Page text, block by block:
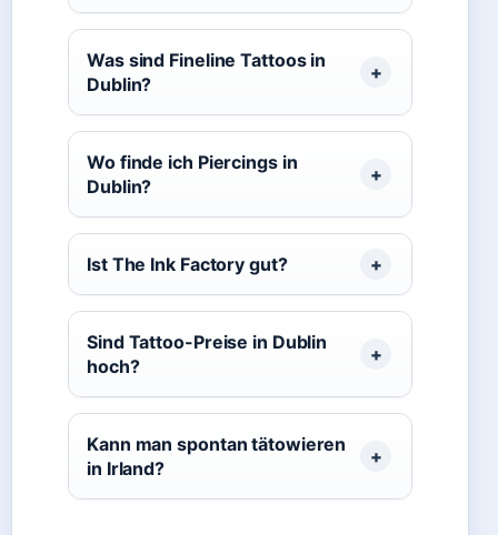
Was sind Fineline Tattoos in
Dublin?
Wo finde ich Piercings in
Dublin?
Ist The Ink Factory gut?
Sind Tattoo-Preise in Dublin
hoch?
Kann man spontan tätowieren
in Irland?